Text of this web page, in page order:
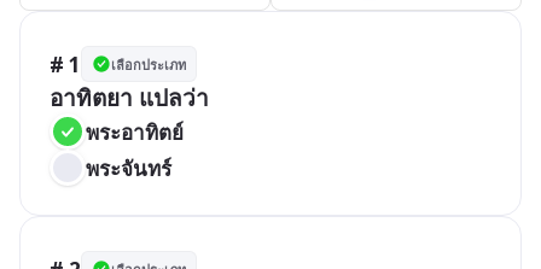
# 1 เลือกประเภท
อาทิตยา แปลว่า
พระอาทิตย์
พระจันทร์